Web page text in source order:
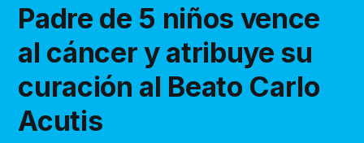
Padre de 5 niños vence
al cáncer y atribuye su
curación al Beato Carlo
Acutis